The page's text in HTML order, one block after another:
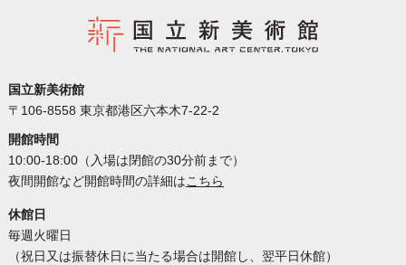
国立新美術館
〒106-8558 東京都港区六本木7-22-2
開館時間
10:00-18:00（入場は閉館の30分前まで）
夜間開館など開館時間の詳細はこちら
休館日
毎週火曜日
（祝日又は振替休日に当たる場合は開館し、翌平日休館）